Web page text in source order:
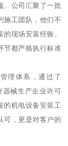
。公司汇聚了一批
施工团队，他们不
现场安装经验。
节都严格执行标准
理体系，通过了
器械生产企业许可
的机电设备安装工
可，更是对客户的